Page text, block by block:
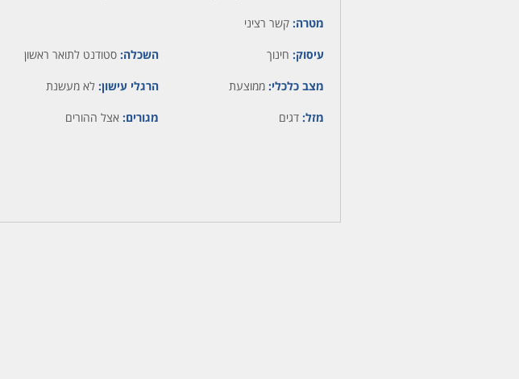
מטרה: קשר רציני
עיסוק: חינוך השכלה: סטודנט לתואר ראשון
מצב כלכלי: ממוצעת הרגלי עישון: לא מעשנת
מזל: דגים מגורים: אצל ההורים